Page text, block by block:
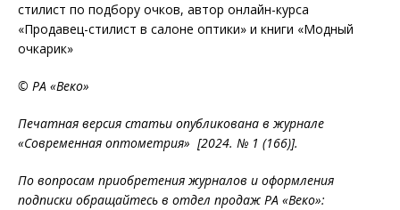
стилист по подбору очков, автор онлайн-курса
«Продавец-стилист в салоне оптики» и книги «Модный
очкарик»
© РА «Веко»
Печатная версия статьи опубликована в журнале
«Современная оптометрия» [2024. № 1 (166)].
По вопросам приобретения журналов и оформления
подписки обращайтесь в отдел продаж РА «Веко»: